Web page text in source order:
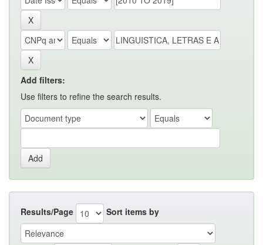
Add filters:
Use filters to refine the search results.
Results/Page Sort items by